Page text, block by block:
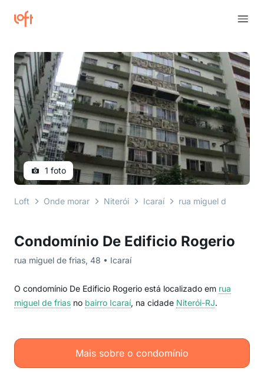
Condomínio De Edificio Rogerio
rua miguel de frias, 48 • Icaraí
O condomínio De Edificio Rogerio está localizado em rua
miguel de frias no bairro Icaraí, na cidade Niterói-RJ.
Mais sobre o condomínio
1 foto
Loft Onde morar Niterói Icaraí rua miguel de frias